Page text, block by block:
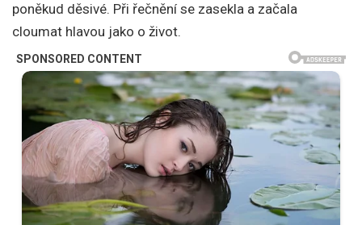
poněkud děsivé. Při řečnění se zasekla a začala
cloumat hlavou jako o život.